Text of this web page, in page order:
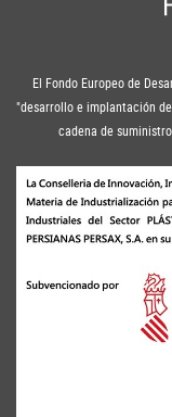
El Fondo Europeo de
"desarrollo e implantación
cadena de